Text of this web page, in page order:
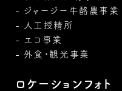
ジャージー牛酪農事業
人工授精所
エコ事業
外食・観光事業
ロケーションフォト